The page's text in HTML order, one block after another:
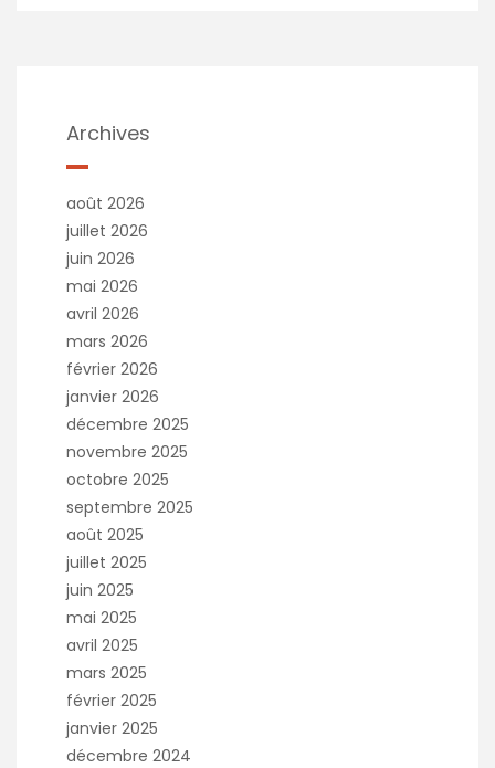
Archives
août 2026
juillet 2026
juin 2026
mai 2026
avril 2026
mars 2026
février 2026
janvier 2026
décembre 2025
novembre 2025
octobre 2025
septembre 2025
août 2025
juillet 2025
juin 2025
mai 2025
avril 2025
mars 2025
février 2025
janvier 2025
décembre 2024